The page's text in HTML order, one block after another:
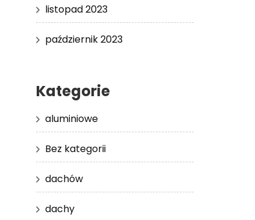
listopad 2023
październik 2023
Kategorie
aluminiowe
Bez kategorii
dachów
dachy